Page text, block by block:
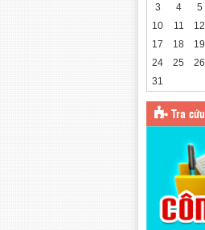
3
4 5
10
11 12
17
18 19
24
25 26
31
Tra cứu